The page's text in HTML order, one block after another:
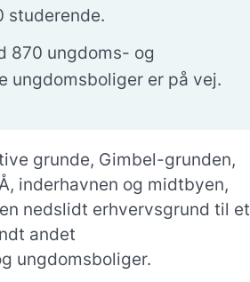
studerende.
870 ungdoms- og
ungdomsboliger er på vej.
grunde, Gimbel-grunden,
inderhavnen og midtbyen,
nedslidt erhvervsgrund til et
andet
ungdomsboliger.